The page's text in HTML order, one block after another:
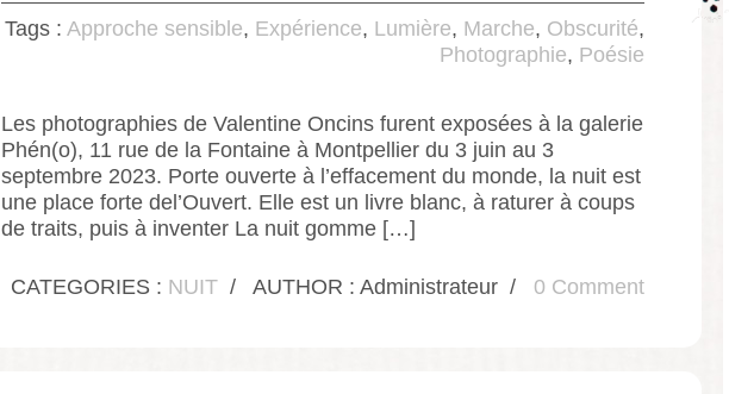
Tags : Approche sensible, Expérience, Lumière, Marche, Obscurité,
Photographie, Poésie
Les photographies de Valentine Oncins furent exposées à la galerie
Phén(o), 11 rue de la Fontaine à Montpellier du 3 juin au 3
septembre 2023. Porte ouverte à l’effacement du monde, la nuit est
une place forte del’Ouvert. Elle est un livre blanc, à raturer à coups
de traits, puis à inventer La nuit gomme […]
CATEGORIES : NUIT / AUTHOR : Administrateur / 0 Comment